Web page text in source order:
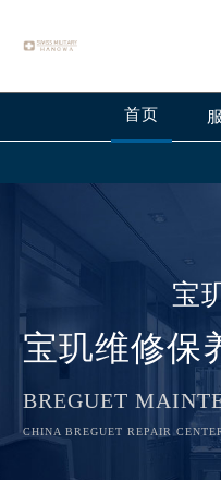
首页
宝
宝玑维修保
BREGUET
CHINA BREGUET REPAIR